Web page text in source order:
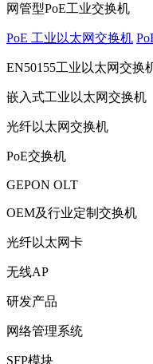
网管型PoE工业交换机
PoE 工业以太网交换机
EN50155工业以太网交换
嵌入式工业以太网交换机
光纤以太网交换机
PoE交换机
GEPON OLT
OEM及行业定制交换机
光纤以太网卡
无线AP
研发产品
网络管理系统
SFP模块